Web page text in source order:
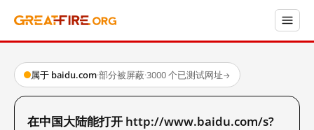
属于 baidu.com·部分被屏蔽·3000 个已测试网址→
在中国大陆能打开 http://www.baidu.com/s?